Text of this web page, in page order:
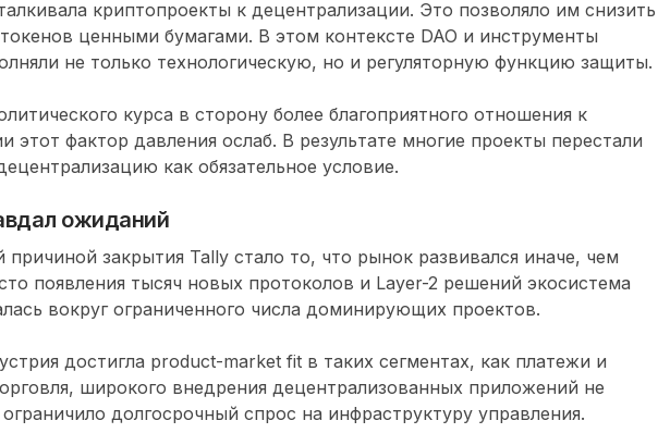
криптопроекты к децентрализации. Это позволяло им снизить
ценными бумагами. В этом контексте DAO и инструменты
не только технологическую, но и регуляторную функцию защиты.
курса в сторону более благоприятного отношения к
этот фактор давления ослаб. В результате многие проекты перестали
как обязательное условие.
ожиданий
причиной закрытия Tally стало то, что рынок развивался иначе, чем
появления тысяч новых протоколов и Layer-2 решений экосистема
вокруг ограниченного числа доминирующих проектов.
достигла product-market fit в таких сегментах, как платежи и
широкого внедрения децентрализованных приложений не
долгосрочный спрос на инфраструктуру управления.